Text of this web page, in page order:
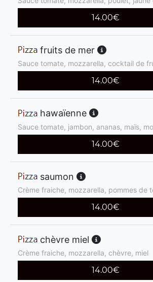
14.00€
fruits de mer
Sauce tomate, mozzarella, cocktail de
14.00€
hawaïenne
Sauce tomate, jambon, ananas, maïs,
14.00€
saumon
Crème fraiche, mozzarella, pommes de
14.00€
chèvre miel
Crème fraiche, mozzarella, chèvre, miel
14.00€